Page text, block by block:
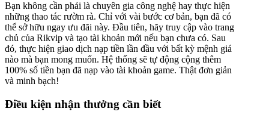
Bạn không cần phải là chuyên gia công nghệ hay thực hiện
những thao tác rườm rà. Chỉ với vài bước cơ bản, bạn đã có
thể sở hữu ngay ưu đãi này. Đầu tiên, hãy truy cập vào trang
chủ của Rikvip và tạo tài khoản mới nếu bạn chưa có. Sau
đó, thực hiện giao dịch nạp tiền lần đầu với bất kỳ mệnh giá
nào mà bạn mong muốn. Hệ thống sẽ tự động cộng thêm
100% số tiền bạn đã nạp vào tài khoản game. Thật đơn giản
và minh bạch!
Điều kiện nhận thưởng cần biết